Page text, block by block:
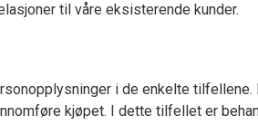
til våre eksisterende kunder.
i de enkelte
kjøpet. I dette tilfellet er